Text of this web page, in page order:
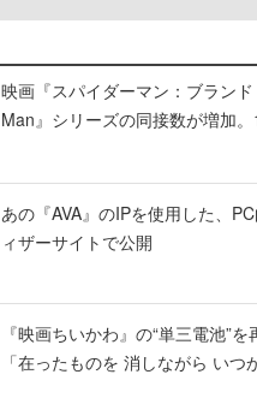
映画『スパイダーマン：ブラン
Man』シリーズの同接数が増加
あの『AVA』のIPを使用した、
ィザーサイトで公開
『映画ちいかわ』の“単三電池”
「在ったものを 消しながら い